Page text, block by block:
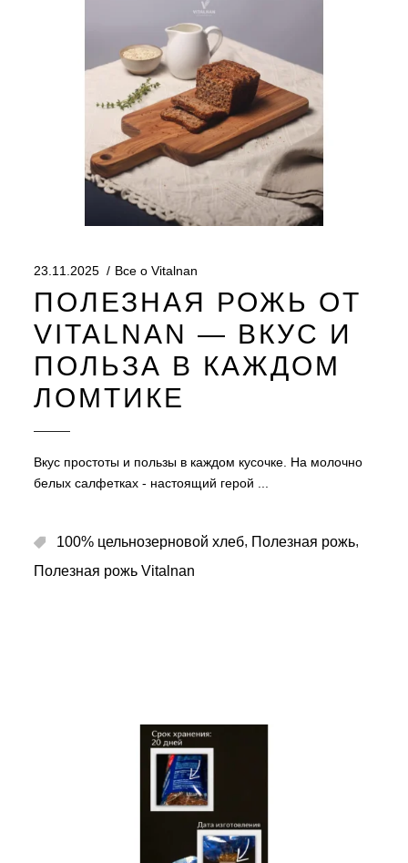
23.11.2025 Все о Vitalnan
ПОЛЕЗНАЯ РОЖЬ ОТ
VITALNAN — ВКУС И
ПОЛЬЗА В КАЖДОМ
ЛОМТИКЕ
Вкус простоты и пользы в каждом кусочке. На молочно
белых салфетках - настоящий герой
100% цельнозерновой хлеб, Полезная рожь,
Полезная рожь Vitalnan